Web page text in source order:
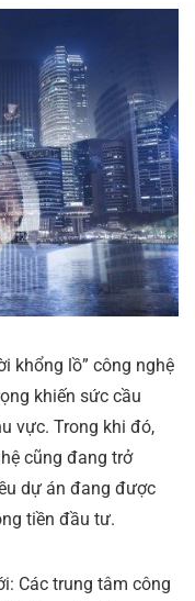
khổng lồ” công nghệ
khiến sức cầu
vực. Trong khi đó,
cũng đang trở
dự án đang được
tiền đầu tư.
Các trung tâm công